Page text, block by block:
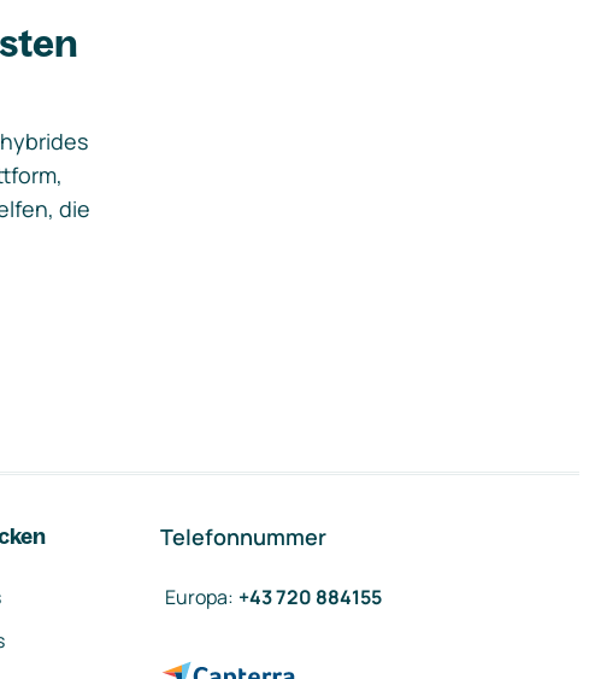
die
Telefonnummer
Europa: +43 720 884155